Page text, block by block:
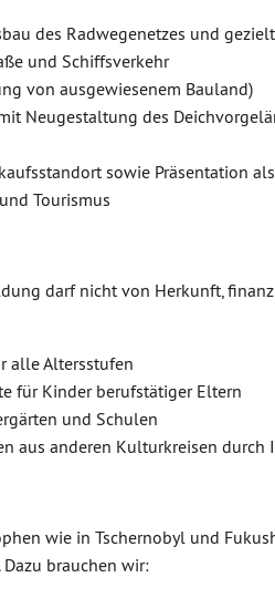
des Radwegenetzes und
und Schiffsverkehr
von ausgewiesenem Bauland)
Neugestaltung des
sowie Präsentation
Tourismus
darf nicht von Herkunft,
alle Altersstufen
für Kinder berufstätiger Eltern
und Schulen
aus anderen Kulturkreisen
wie in Tschernobyl und
brauchen wir: